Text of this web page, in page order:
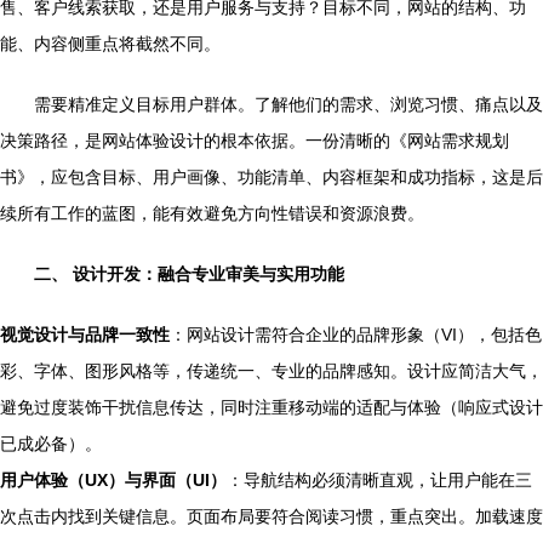
售、客户线索获取，还是用户服务与支持？目标不同，网站的结构、功
能、内容侧重点将截然不同。
需要精准定义目标用户群体。了解他们的需求、浏览习惯、痛点以及
决策路径，是网站体验设计的根本依据。一份清晰的《网站需求规划
书》，应包含目标、用户画像、功能清单、内容框架和成功指标，这是后
续所有工作的蓝图，能有效避免方向性错误和资源浪费。
二、 设计开发：融合专业审美与实用功能
视觉设计与品牌一致性 ：网站设计需符合企业的品牌形象（VI），包括色
彩、字体、图形风格等，传递统一、专业的品牌感知。设计应简洁大气，
避免过度装饰干扰信息传达，同时注重移动端的适配与体验（响应式设计
已成必备）。
用户体验（UX）与界面（UI）
：导航结构必须清晰直观，让用户能在三
次点击内找到关键信息。页面布局要符合阅读习惯，重点突出。加载速度